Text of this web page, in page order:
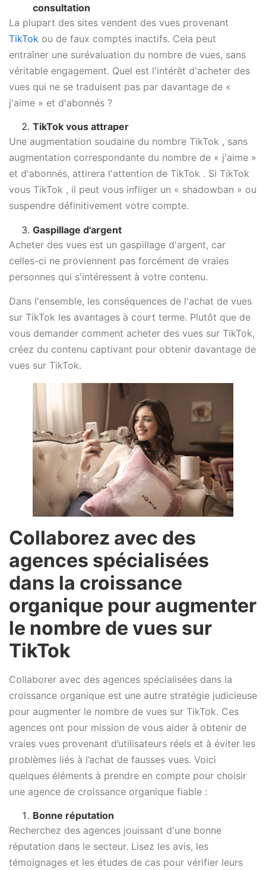
consultation
La plupart des sites vendent des vues provenant
TikTok ou de faux comptes inactifs. Cela peut
entraîner une surévaluation du nombre de vues, sans
véritable engagement. Quel est l'intérêt d'acheter des
vues qui ne se traduisent pas par davantage de «
j'aime » et d'abonnés ?
TikTok vous attraper
Une augmentation soudaine du nombre TikTok , sans
augmentation correspondante du nombre de « j'aime »
et d'abonnés, attirera l'attention de TikTok . Si TikTok
vous TikTok , il peut vous infliger un « shadowban » ou
suspendre définitivement votre compte.
Gaspillage d'argent
Acheter des vues est un gaspillage d'argent, car
celles-ci ne proviennent pas forcément de vraies
personnes qui s'intéressent à votre contenu.
Dans l'ensemble, les conséquences de l'achat de vues
sur TikTok les avantages à court terme. Plutôt que de
vous demander comment acheter des vues sur TikTok,
créez du contenu captivant pour obtenir davantage de
vues sur TikTok.
Collaborez avec des
agences spécialisées
dans la croissance
organique pour augmenter
le nombre de vues sur
TikTok
Collaborer avec des agences spécialisées dans la
croissance organique est une autre stratégie judicieuse
pour augmenter le nombre de vues sur TikTok. Ces
agences ont pour mission de vous aider à obtenir de
vraies vues provenant d’utilisateurs réels et à éviter les
problèmes liés à l’achat de fausses vues. Voici
quelques éléments à prendre en compte pour choisir
une agence de croissance organique fiable :
Bonne réputation
Recherchez des agences jouissant d'une bonne
réputation dans le secteur. Lisez les avis, les
témoignages et les études de cas pour vérifier leurs